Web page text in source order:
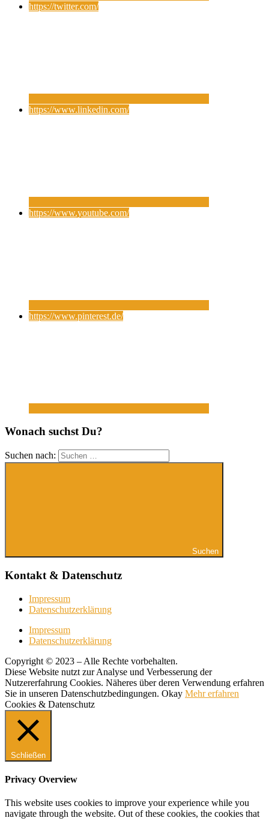
https://twitter.com/
https://www.linkedin.com/
https://www.youtube.com/
https://www.pinterest.de/
Wonach suchst Du?
Suchen nach:
Suchen
Kontakt & Datenschutz
Impressum
Datenschutzerklärung
Impressum
Datenschutzerklärung
Copyright © 2023 – Alle Rechte vorbehalten.
Diese Website nutzt zur Analyse und Verbesserung der
Nutzererfahrung Cookies. Näheres über deren Verwendung erfahren
Sie in unseren Datenschutzbedingungen. Okay Mehr erfahren
Cookies & Datenschutz
Schließen
Privacy Overview
This website uses cookies to improve your experience while you
navigate through the website. Out of these cookies, the cookies that